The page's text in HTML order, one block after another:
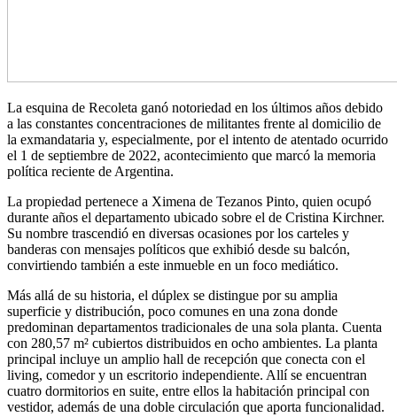
La esquina de Recoleta ganó notoriedad en los últimos años debido
a las constantes concentraciones de militantes frente al domicilio de
la exmandataria y, especialmente, por el intento de atentado ocurrido
el 1 de septiembre de 2022, acontecimiento que marcó la memoria
política reciente de Argentina.
La propiedad pertenece a Ximena de Tezanos Pinto, quien ocupó
durante años el departamento ubicado sobre el de Cristina Kirchner.
Su nombre trascendió en diversas ocasiones por los carteles y
banderas con mensajes políticos que exhibió desde su balcón,
convirtiendo también a este inmueble en un foco mediático.
Más allá de su historia, el dúplex se distingue por su amplia
superficie y distribución, poco comunes en una zona donde
predominan departamentos tradicionales de una sola planta. Cuenta
con 280,57 m² cubiertos distribuidos en ocho ambientes. La planta
principal incluye un amplio hall de recepción que conecta con el
living, comedor y un escritorio independiente. Allí se encuentran
cuatro dormitorios en suite, entre ellos la habitación principal con
vestidor, además de una doble circulación que aporta funcionalidad.